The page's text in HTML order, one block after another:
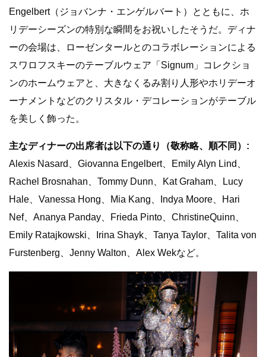
Engelbert（ジョバンナ・エンゲルバート）とともに、ホ
リデーシーズンの特別な瞬間をお祝いしたそうだ。ディナ
ーの会場は、ローゼンタールとのコラボレーションによる
スワロフスキーのテーブルウェア「Signum」コレクショ
ンのホームウェアと、大きなくるみ割り人形やホリデーオ
ーナメントなどのクリスタル・デコレーションがテーブル
を美しく飾った。
主なディナーの出席者は以下の通り（敬称略、順不同）:
Alexis Nasard、Giovanna Engelbert、Emily Alyn Lind、
Rachel Brosnahan、Tommy Dunn、Kat Graham、Lucy
Hale、Vanessa Hong、Mia Kang、Indya Moore、Hari
Nef、Ananya Panday、Frieda Pinto、ChristineQuinn、
Emily Ratajkowski、Irina Shayk、Tanya Taylor、Talita von
Furstenberg、Jenny Walton、Alex Wekなど。